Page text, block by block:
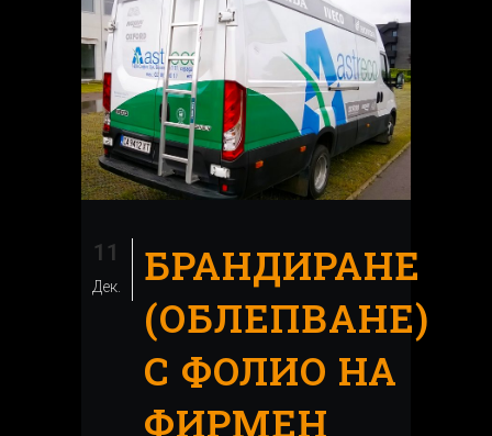
11
Дек.
БРАНДИРАНЕ
(ОБЛЕПВАНЕ)
С ФОЛИО НА
ФИРМЕН